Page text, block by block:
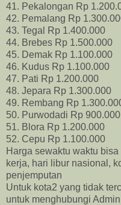
41. Pekalongan Rp
42. Pemalang Rp
43. Tegal Rp 1.400.000
44. Brebes Rp 1.500.000
45. Demak Rp 1.100.000
46. Kudus Rp 1.100.000
47. Pati Rp 1.200.000
48. Jepara Rp 1.300.000
49. Rembang Rp
50. Purwodadi Rp 900.000
51. Blora Rp 1.200.000
52. Cepu Rp 1.100.000
Harga sewaktu waktu
kerja, hari libur nasional,
penjemputan
Untuk kota2 yang tidak
untuk menghubungi